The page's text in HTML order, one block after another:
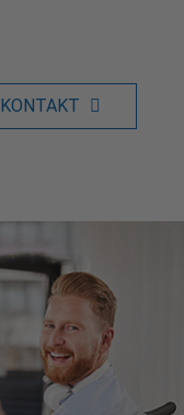
KONTAKT